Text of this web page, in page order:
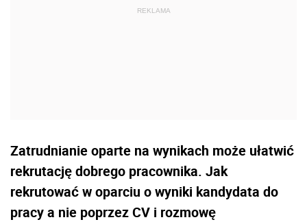
Zatrudnianie oparte na wynikach może ułatwić
rekrutację dobrego pracownika. Jak
rekrutować w oparciu o wyniki kandydata do
pracy a nie poprzez CV i rozmowę